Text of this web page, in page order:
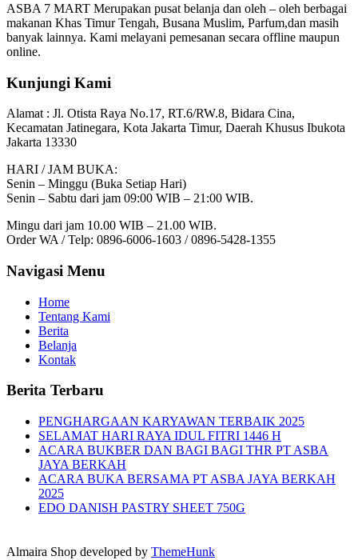
ASBA 7 MART Merupakan pusat belanja dan oleh – oleh berbagai
makanan Khas Timur Tengah, Busana Muslim, Parfum,dan masih
banyak lainnya. Kami melayani pemesanan secara offline maupun
online.
Kunjungi Kami
Alamat : Jl. Otista Raya No.17, RT.6/RW.8, Bidara Cina,
Kecamatan Jatinegara, Kota Jakarta Timur, Daerah Khusus Ibukota
Jakarta 13330
HARI / JAM BUKA:
Senin – Minggu (Buka Setiap Hari)
Senin – Sabtu dari jam 09:00 WIB – 21:00 WIB.
Mingu dari jam 10.00 WIB – 21.00 WIB.
Order WA / Telp: 0896-6006-1603 / 0896-5428-1355
Navigasi Menu
Home
Tentang Kami
Berita
Belanja
Kontak
Berita Terbaru
PENGHARGAAN KARYAWAN TERBAIK 2025
SELAMAT HARI RAYA IDUL FITRI 1446 H
ACARA BUKBER DAN BAGI BAGI THR PT ASBA
JAYA BERKAH
ACARA BUKA BERSAMA PT ASBA JAYA BERKAH
2025
EDO DANISH PASTRY SHEET 750G
Almaira Shop developed by ThemeHunk